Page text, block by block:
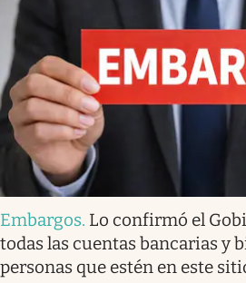
Embargos. Lo confirmó el
todas las cuentas bancarias y
personas que estén en este